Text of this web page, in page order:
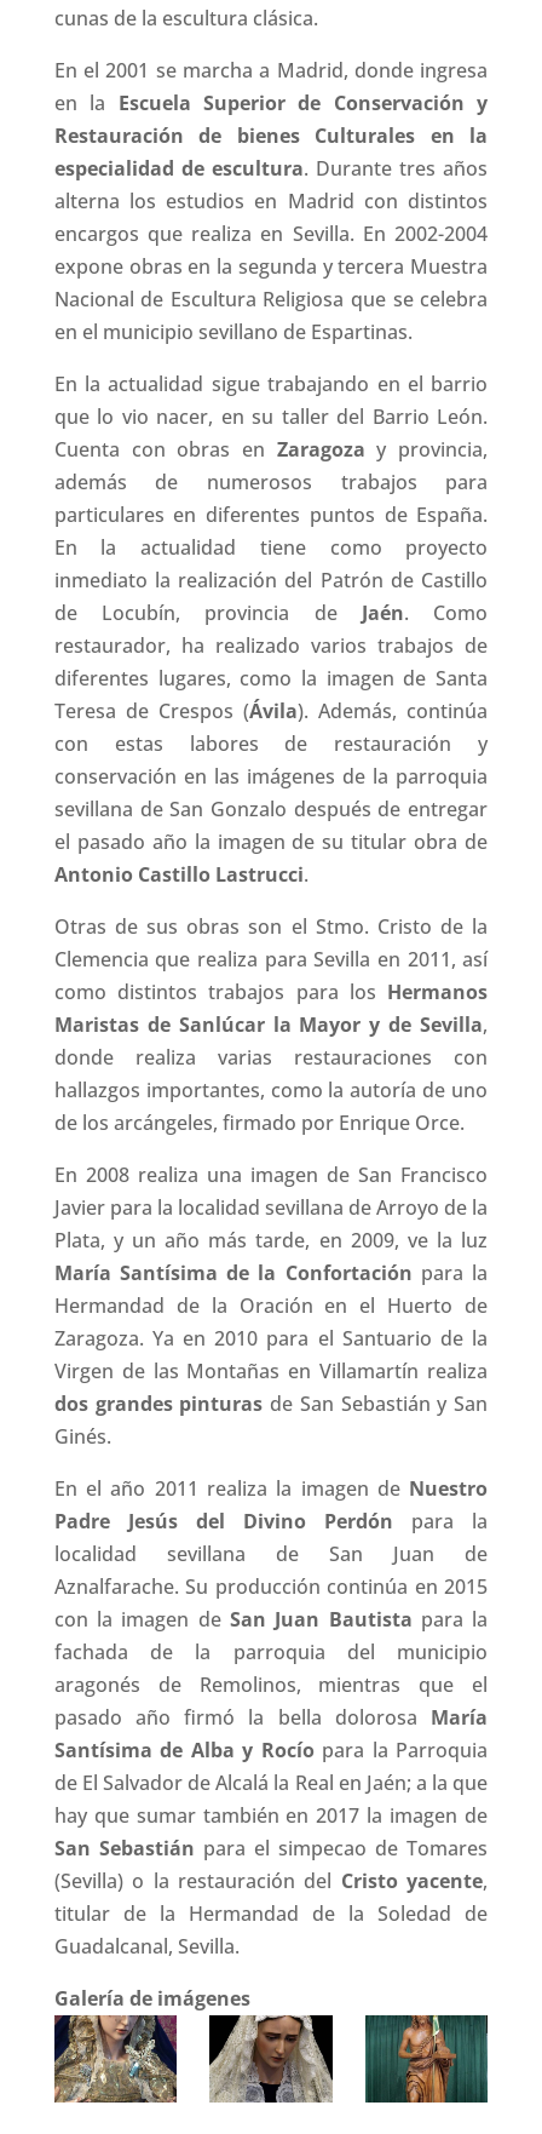
cunas de la escultura clásica.
En el 2001 se marcha a Madrid, donde ingresa
en la Escuela Superior de Conservación y
Restauración de bienes Culturales en la
especialidad de escultura. Durante tres años
alterna los estudios en Madrid con distintos
encargos que realiza en Sevilla. En 2002-2004
expone obras en la segunda y tercera Muestra
Nacional de Escultura Religiosa que se celebra
en el municipio sevillano de Espartinas.
En la actualidad sigue trabajando en el barrio
que lo vio nacer, en su taller del Barrio León.
Cuenta con obras en Zaragoza y provincia,
además de numerosos trabajos para
particulares en diferentes puntos de España.
En la actualidad tiene como proyecto
inmediato la realización del Patrón de Castillo
de Locubín, provincia de Jaén. Como
restaurador, ha realizado varios trabajos de
diferentes lugares, como la imagen de Santa
Teresa de Crespos (Ávila). Además, continúa
con estas labores de restauración y
conservación en las imágenes de la parroquia
sevillana de San Gonzalo después de entregar
el pasado año la imagen de su titular obra de
Antonio Castillo Lastrucci.
Otras de sus obras son el Stmo. Cristo de la
Clemencia que realiza para Sevilla en 2011, así
como distintos trabajos para los Hermanos
Maristas de Sanlúcar la Mayor y de Sevilla,
donde realiza varias restauraciones con
hallazgos importantes, como la autoría de uno
de los arcángeles, firmado por Enrique Orce.
En 2008 realiza una imagen de San Francisco
Javier para la localidad sevillana de Arroyo de la
Plata, y un año más tarde, en 2009, ve la luz
María Santísima de la Confortación para la
Hermandad de la Oración en el Huerto de
Zaragoza. Ya en 2010 para el Santuario de la
Virgen de las Montañas en Villamartín realiza
dos grandes pinturas de San Sebastián y San
Ginés.
En el año 2011 realiza la imagen de Nuestro
Padre Jesús del Divino Perdón para la
localidad sevillana de San Juan de
Aznalfarache. Su producción continúa en 2015
con la imagen de San Juan Bautista para la
fachada de la parroquia del municipio
aragonés de Remolinos, mientras que el
pasado año firmó la bella dolorosa María
Santísima de Alba y Rocíopara la Parroquia
de El Salvador de Alcalá la Real en Jaén; a la que
hay que sumar también en 2017 la imagen de
San Sebastián para el simpecao de Tomares
(Sevilla) o la restauración del Cristo yacente,
titular de la Hermandad de la Soledad de
Guadalcanal, Sevilla.
Galería de imágenes